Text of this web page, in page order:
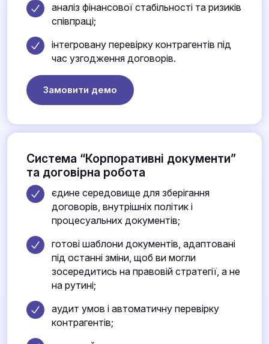
аналіз фінансової стабільності та ризиків
співпраці;
інтегровану перевірку контрагентів під
час узгодження договорів.
Замовити демо
Система “Корпоративні документи”
та договірна робота
єдине середовище для зберігання
договорів, внутрішніх політик і
процесуальних документів;
готові шаблони документів, адаптовані
під останні зміни, щоб ви могли
зосередитись на правовій стратегії, а не
на рутині;
аудит умов і автоматичну перевірку
контрагентів;